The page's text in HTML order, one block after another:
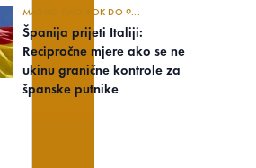
MADRID DAO ROK DO 9...
Španija prijeti Italiji:
Recipročne mjere ako se ne
ukinu granične kontrole za
španske putnike